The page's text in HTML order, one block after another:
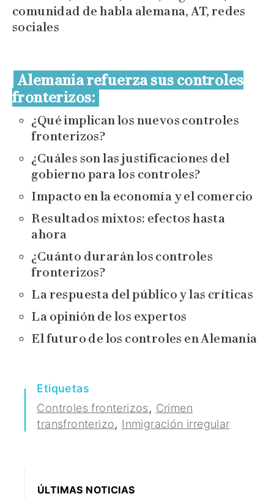
Alemania refuerza sus controles
fronterizos:
¿Qué implican los nuevos controles
fronterizos?
¿Cuáles son las justificaciones del
gobierno para los controles?
Impacto en la economía y el comercio
Resultados mixtos: efectos hasta
ahora
¿Cuánto durarán los controles
fronterizos?
La respuesta del público y las críticas
La opinión de los expertos
El futuro de los controles en Alemania
Etiquetas
Controles fronterizos, Crimen
transfronterizo, Inmigración irregular
ÚLTIMAS NOTICIAS